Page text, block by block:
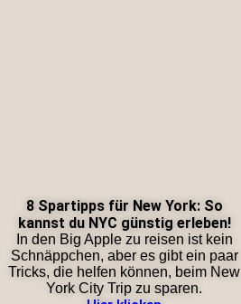
8 Spartipps für New York: So
kannst du NYC günstig erleben!
In den Big Apple zu reisen ist kein
Schnäppchen, aber es gibt ein paar
Tricks, die helfen können, beim New
York City Trip zu sparen.